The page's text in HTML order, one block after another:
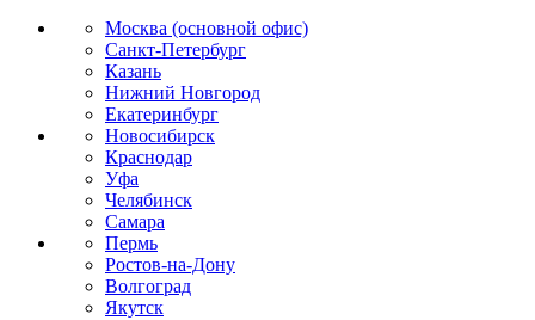
Москва (основной офис)
Санкт-Петербург
Казань
Нижний Новгород
Екатеринбург
Новосибирск
Краснодар
Уфа
Челябинск
Самара
Пермь
Ростов-на-Дону
Волгоград
Якутск